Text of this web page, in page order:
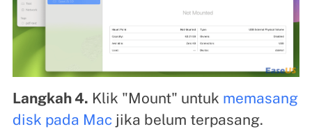
Langkah 4. Klik "Mount" untuk memasang
disk pada Macjika belum terpasang.